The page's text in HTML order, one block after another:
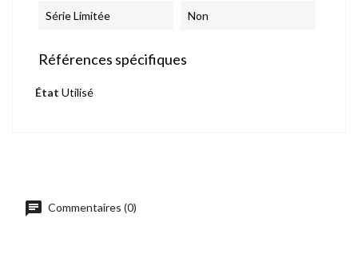
Série Limitée Non
Références spécifiques
État Utilisé
chat Commentaires (0)